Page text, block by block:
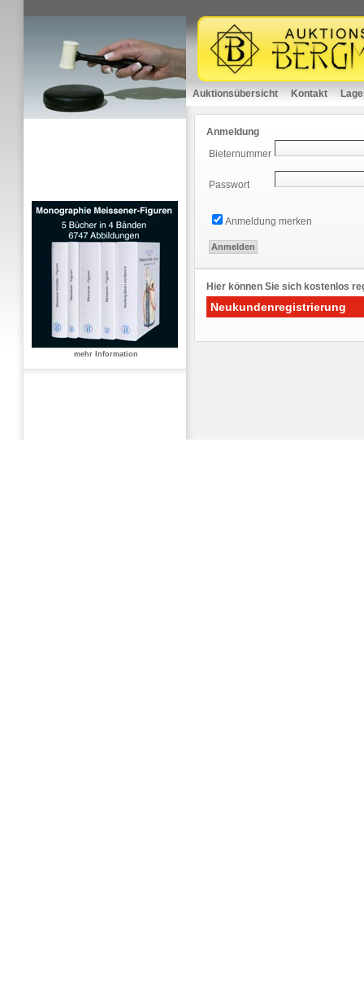
mehr Information
Auktionsübersicht Kontakt
Anmeldung
Bieternummer
Passwort
Anmeldung merken
Hier können Sie sich kostenlos
Neukundenregistrierung